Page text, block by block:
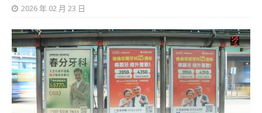
2026 年 02 月 23 日